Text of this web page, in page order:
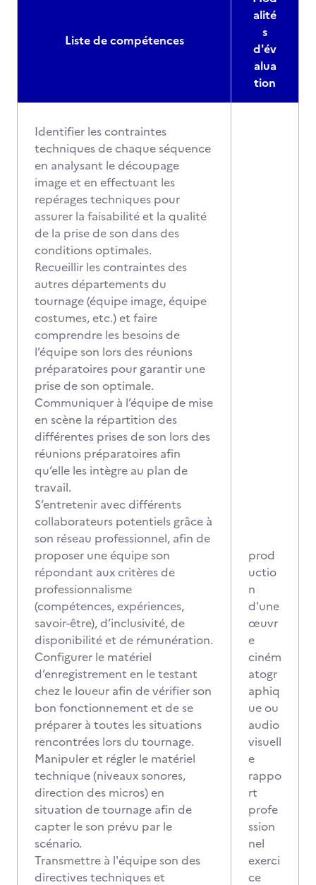
Liste de compétences
alité
s
d'év
alua
tion
Identifier les contraintes
techniques de chaque séquence
en analysant le découpage
image et en effectuant les
repérages techniques pour
assurer la faisabilité et la qualité
de la prise de son dans des
conditions optimales.
Recueillir les contraintes des
autres départements du
tournage (équipe image, équipe
costumes, etc.) et faire
comprendre les besoins de
l’équipe son lors des réunions
préparatoires pour garantir une
prise de son optimale.
Communiquer à l’équipe de mise
en scène la répartition des
différentes prises de son lors des
réunions préparatoires afin
qu’elle les intègre au plan de
travail.
S’entretenir avec différents
collaborateurs potentiels grâce à
son réseau professionnel, afin de
proposer une équipe son
répondant aux critères de
professionnalisme
(compétences, expériences,
savoir-être), d’inclusivité, de
disponibilité et de rémunération.
Configurer le matériel
d’enregistrement en le testant
chez le loueur afin de vérifier son
bon fonctionnement et de se
préparer à toutes les situations
rencontrées lors du tournage.
Manipuler et régler le matériel
technique (niveaux sonores,
direction des micros) en
situation de tournage afin de
capter le son prévu par le
scénario.
Transmettre à l'équipe son des
directives techniques et
prod
uctio
n
d'une
œuvr
e
ciném
atogr
aphiq
ue ou
audio
visuell
e
rappo
rt
profe
ssion
nel
exerci
ce